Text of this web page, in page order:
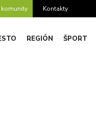
komunity Kontakty
REGIÓN ŠPORT